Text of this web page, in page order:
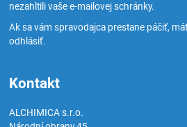
nezahltili vaše e-mailovej schránky.
Ak sa vám spravodajca prestane páčiť,
odhlásiť.
Kontakt
ALCHIMICA s.r.o.